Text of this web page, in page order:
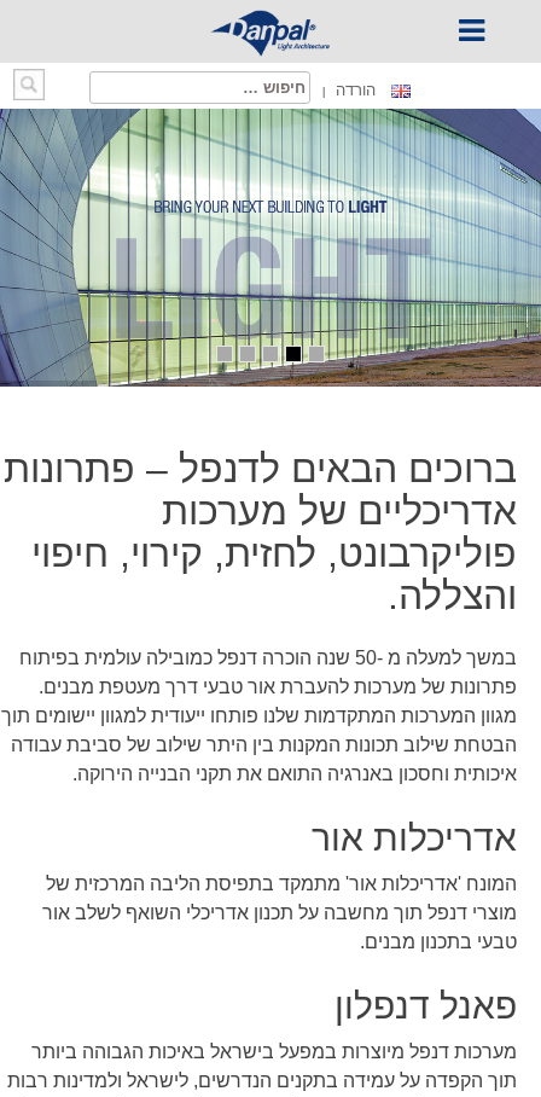
content
חיפוש: הורדה
ברוכים הבאים לדנפל – פתרונות
אדריכליים של מערכות
פוליקרבונט, לחזית, קירוי, חיפוי
והצללה.
במשך למעלה מ -50 שנה הוכרה דנפל כמובילה עולמית בפיתוח
פתרונות של מערכות להעברת אור טבעי דרך מעטפת מבנים.
מגוון המערכות המתקדמות שלנו פותחו ייעודית למגוון יישומים תוך
הבטחת שילוב תכונות המקנות בין היתר שילוב של סביבת עבודה
איכותית וחסכון באנרגיה התואם את תקני הבנייה הירוקה.
אדריכלות אור
המונח 'אדריכלות אור' מתמקד בתפיסת הליבה המרכזית של
מוצרי דנפל תוך מחשבה על תכנון אדריכלי השואף לשלב אור
טבעי בתכנון מבנים.
פאנל דנפלון
מערכות דנפל מיוצרות במפעל בישראל באיכות הגבוהה ביותר
תוך הקפדה על עמידה בתקנים הנדרשים, לישראל ולמדינות רבות